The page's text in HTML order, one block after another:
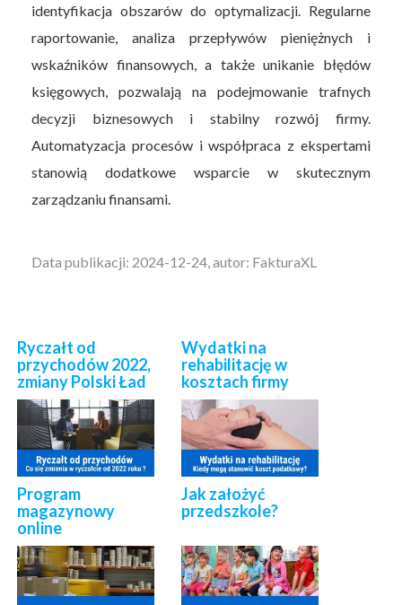
identyfikacja obszarów do optymalizacji. Regularne
raportowanie, analiza przepływów pieniężnych i
wskaźników finansowych, a także unikanie błędów
księgowych, pozwalają na podejmowanie trafnych
decyzji biznesowych i stabilny rozwój firmy.
Automatyzacja procesów i współpraca z ekspertami
stanowią dodatkowe wsparcie w skutecznym
zarządzaniu finansami.
Data publikacji: 2024-12-24, autor: FakturaXL
Ryczałt od
przychodów 2022,
zmiany Polski Ład
Wydatki na
rehabilitację w
kosztach firmy
Program
magazynowy
online
Jak założyć
przedszkole?